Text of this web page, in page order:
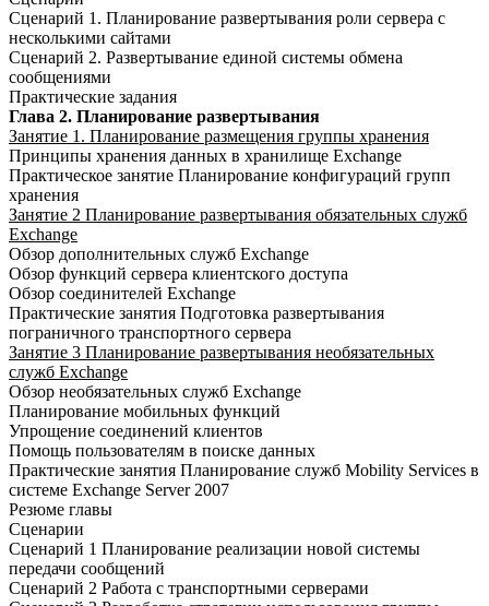
Сценарий 1. Планирование развертывания роли сервера с
несколькими сайтами
Сценарий 2. Развертывание единой системы обмена
сообщениями
Практические задания
Глава 2. Планирование развертывания
Занятие 1. Планирование размещения группы хранения
Принципы хранения данных в хранилище Exchange
Практическое занятие Планирование конфигураций групп
хранения
Занятие 2 Планирование развертывания обязательных служб
Exchange
Обзор дополнительных служб Exchange
Обзор функций сервера клиентского доступа
Обзор соединителей Exchange
Практические занятия Подготовка развертывания
пограничного транспортного сервера
Занятие 3 Планирование развертывания необязательных
служб Exchange
Обзор необязательных служб Exchange
Планирование мобильных функций
Упрощение соединений клиентов
Помощь пользователям в поиске данных
Практические занятия Планирование служб Mobility Services в
системе Exchange Server 2007
Резюме главы
Сценарии
Сценарий 1 Планирование реализации новой системы
передачи сообщений
Сценарий 2 Работа с транспортными серверами